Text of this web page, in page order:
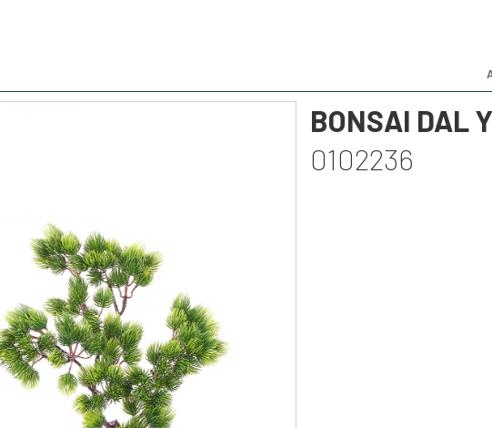
BONSAI DAL
0102236